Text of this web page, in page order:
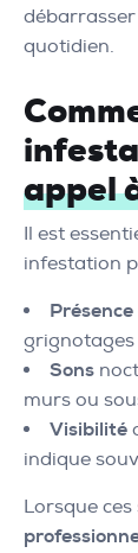
quotidien.
appel
Il est
infestation
Présence
grignotages
Sons
murs ou
Visibilité
indique
Lorsque